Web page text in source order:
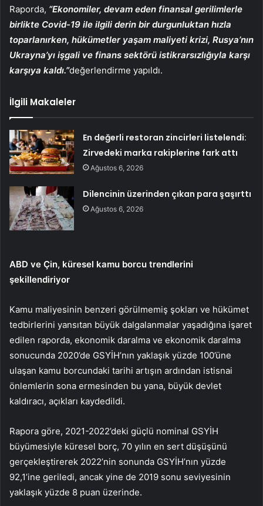
Raporda, “Ekonomiler, devam eden finansal gerilimlerle
birlikte Covid-19 ile ilgili derin bir durgunluktan hızla
toparlanırken, hükümetler yaşam maliyeti krizi, Rusya’nın
Ukrayna’yı işgali ve finans sektörü istikrarsızlığıyla karşı
karşıya kaldı.”değerlendirme yapıldı.
İlgili Makaleler
En değerli restoran zincirleri listelendi:
Zirvedeki marka rakiplerine fark attı
Ağustos 6, 2026
Dilencinin üzerinden çıkan para şaşırttı
Ağustos 6, 2026
ABD ve Çin, küresel kamu borcu trendlerini
şekillendiriyor
Kamu maliyesinin benzeri görülmemiş şokları ve hükümet
tedbirlerini yansıtan büyük dalgalanmalar yaşadığına işaret
edilen raporda, ekonomik daralma ve ekonomik daralma
sonucunda 2020’de GSYİH’nın yaklaşık yüzde 100’üne
ulaşan kamu borcundaki tarihi artışın ardından istisnai
önlemlerin sona ermesinden bu yana, büyük devlet
kaldıracı, açıkları kaydedildi.
Rapora göre, 2021-2022’deki güçlü nominal GSYİH
büyümesiyle küresel borç, 70 yılın en sert düşüşünü
gerçekleştirerek 2022’nin sonunda GSYİH’nın yüzde
92,1’ine geriledi, ancak yine de 2019 sonu seviyesinin
yaklaşık yüzde 8 puan üzerinde.